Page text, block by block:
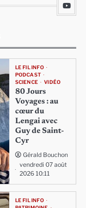
LE FIL INFO
PODCAST
SCIENCE
VIDÉO
80 Jours
Voyages : au
cœur du
Lengai avec
Guy de Saint-
Cyr
Gérald Bouchon
vendredi 07 août
2026 10:11
LE FIL INFO